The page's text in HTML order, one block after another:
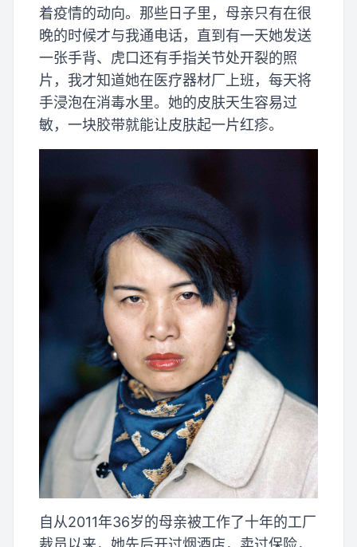
着疫情的动向。那些日子里，母亲只有在很
晚的时候才与我通电话，直到有一天她发送
一张手背、虎口还有手指关节处开裂的照
片，我才知道她在医疗器材厂上班，每天将
手浸泡在消毒水里。她的皮肤天生容易过
敏，一块胶带就能让皮肤起一片红疹。
自从2011年36岁的母亲被工作了十年的工厂